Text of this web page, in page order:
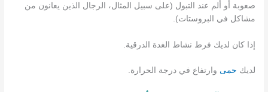
صعوبة أو ألم عند التبول (على سبيل المثال، الرجال الذين يعانون من
مشاكل في البروستات).
إذا كان لديك فرط نشاط الغدة الدرقية.
لديك حمى وارتفاع في درجة الحرارة.